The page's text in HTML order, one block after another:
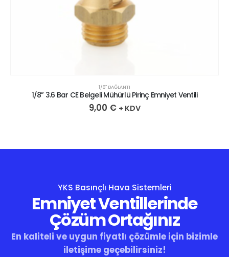
1/8″ BAĞLANTI
1/8” 3.6 Bar CE Belgeli Mühürlü Pirinç Emniyet Ventili
9,00 € + KDV
YKS Basınçlı Hava Sistemleri
Emniyet Ventillerinde
Çözüm Ortağınız
En kaliteli ve uygun fiyatlı çözümle için bizimle
iletişime geçebilirsiniz!